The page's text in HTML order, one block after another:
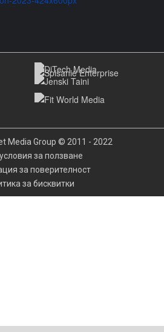
Media Group © 2011 - 2022
за ползване
за поверителност
за бисквитки